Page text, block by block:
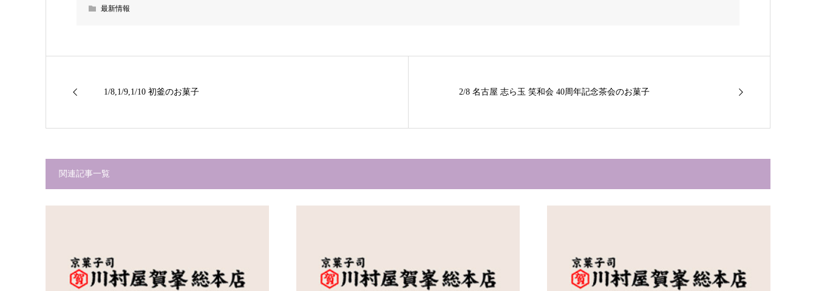
最新情報
1/8,1/9,1/10 初釜のお菓子 2/8 名古屋 志ら玉 笑和会 40周年記念茶会のお菓子
関連記事一覧